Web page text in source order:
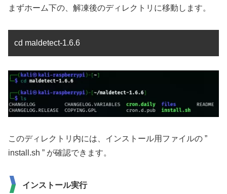
まずホーム下の、解凍後のディレクトリに移動します。
cd maldetect-1.6.6
このディレクトリ内には、インストール用ファイルの ”
install.sh ” が確認できます。
インストール実行